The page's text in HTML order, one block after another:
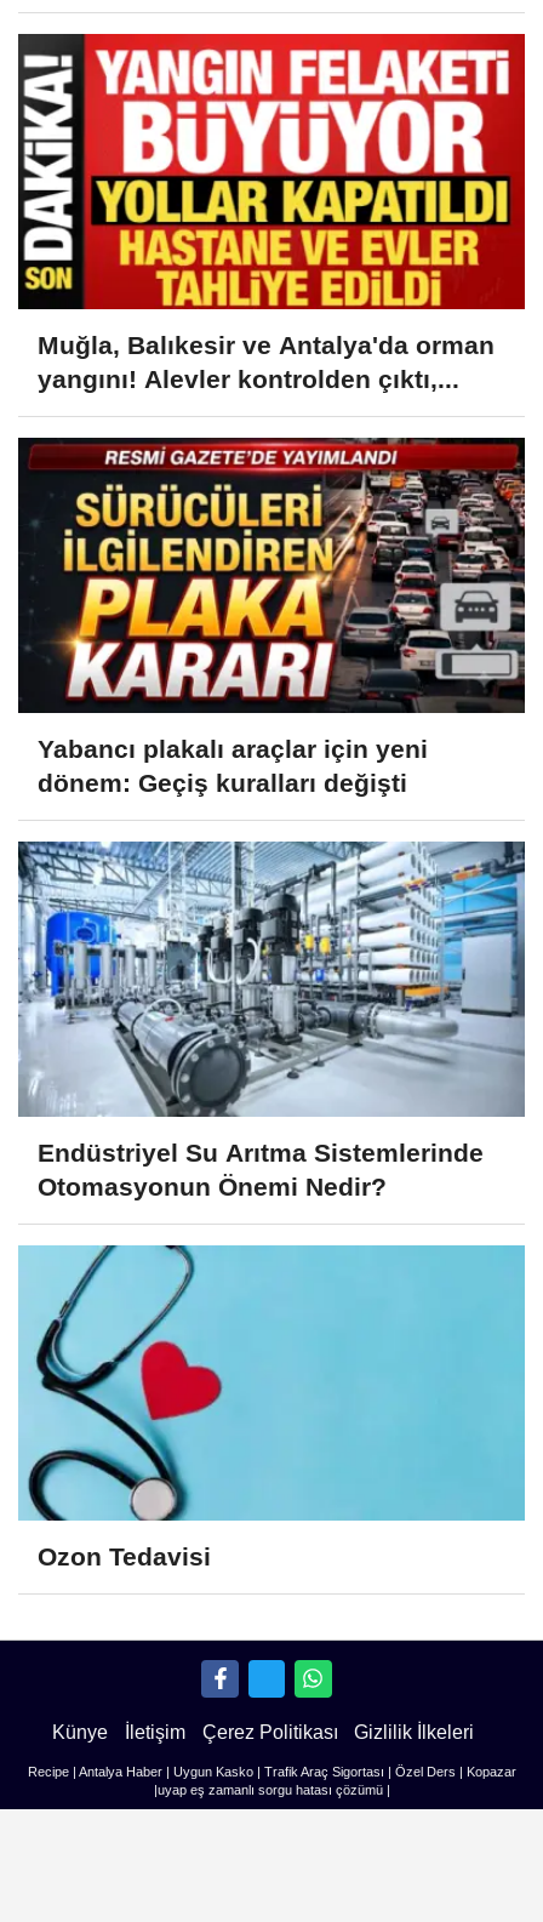
Muğla, Balıkesir ve Antalya'da orman
yangını! Alevler kontrolden çıktı,...
Yabancı plakalı araçlar için yeni
dönem: Geçiş kuralları değişti
Endüstriyel Su Arıtma Sistemlerinde
Otomasyonun Önemi Nedir?
Ozon Tedavisi
Künye İletişim Çerez Politikası Gizlilik İlkeleri
Recipe| Antalya Haber| Uygun Kasko| Trafik Araç Sigortası Özel Ders
Kopazar
uyap eş zamanlı sorgu hatası çözümü|